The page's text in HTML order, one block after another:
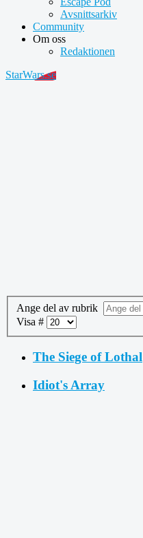
Avsnittsarkiv
Community
Om oss
Redaktionen
StarWars.se
Ange del av rubrik
Visa #
The Siege of Lothal
Idiot's Array